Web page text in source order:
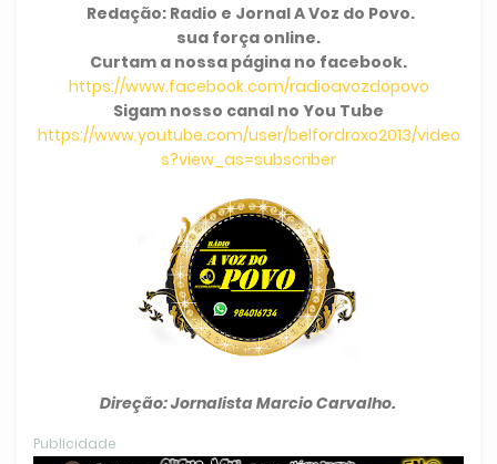
Redação: Radio e Jornal A Voz do Povo.
sua força online.
Curtam a nossa página no facebook.
https://www.facebook.com/radioavozdopovo
Sigam nosso canal no You Tube
https://www.youtube.com/user/belfordroxo2013/video
s?view_as=subscriber
Direção: Jornalista Marcio Carvalho.
Publicidade